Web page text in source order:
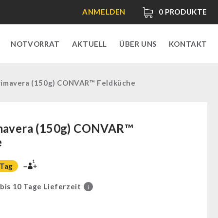
0 PRODUKTE
ANMELDEN
NOTVORRAT AKTUELL ÜBER UNS KONTAKT
(150g) CONVAR™ Feldküche
(150g) CONVAR™
1
bis 10 Tage Lieferzeit i